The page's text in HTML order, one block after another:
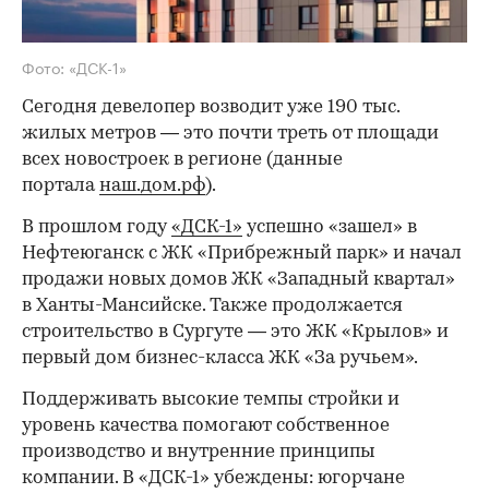
Фото: «ДСК-1»
Сегодня девелопер возводит уже 190 тыс.
жилых метров — это почти треть от площади
всех новостроек в регионе (данные
порталанаш.дом.рф).
В прошлом году«ДСК-1» успешно «зашел» в
Нефтеюганск с ЖК «Прибрежный парк» и начал
продажи новых домов ЖК «Западный квартал»
в Ханты-Мансийске. Также продолжается
строительство в Сургуте — это ЖК «Крылов» и
первый дом бизнес-класса ЖК «За ручьем».
Поддерживать высокие темпы стройки и
уровень качества помогают собственное
производство и внутренние принципы
компании. В «ДСК-1» убеждены: югорчане